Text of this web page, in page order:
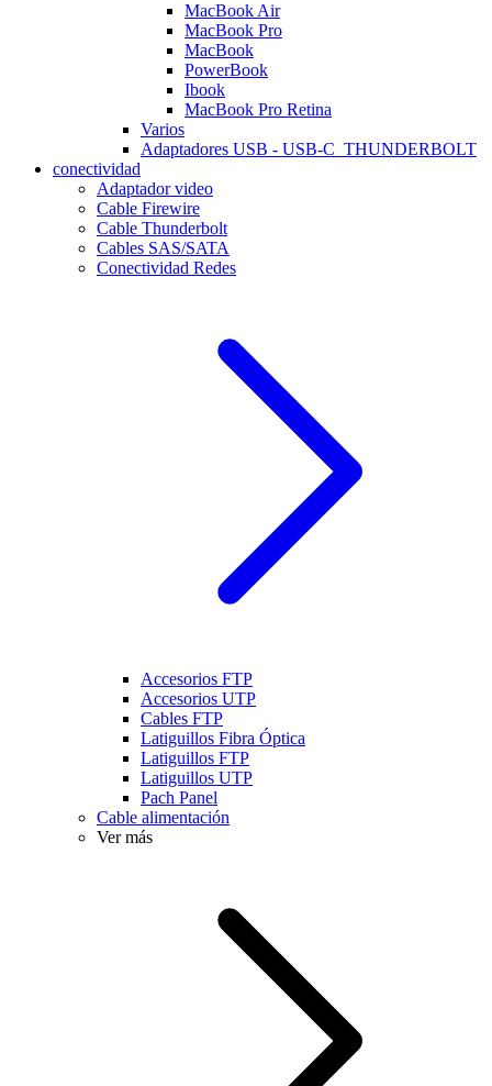
MacBook Air
MacBook Pro
MacBook
PowerBook
Ibook
MacBook Pro Retina
Varios
Adaptadores USB - USB-C_THUNDERBOLT
conectividad
Adaptador video
Cable Firewire
Cable Thunderbolt
Cables SAS/SATA
Conectividad Redes
Accesorios FTP
Accesorios UTP
Cables FTP
Latiguillos Fibra Óptica
Latiguillos FTP
Latiguillos UTP
Pach Panel
Cable alimentación
Ver más